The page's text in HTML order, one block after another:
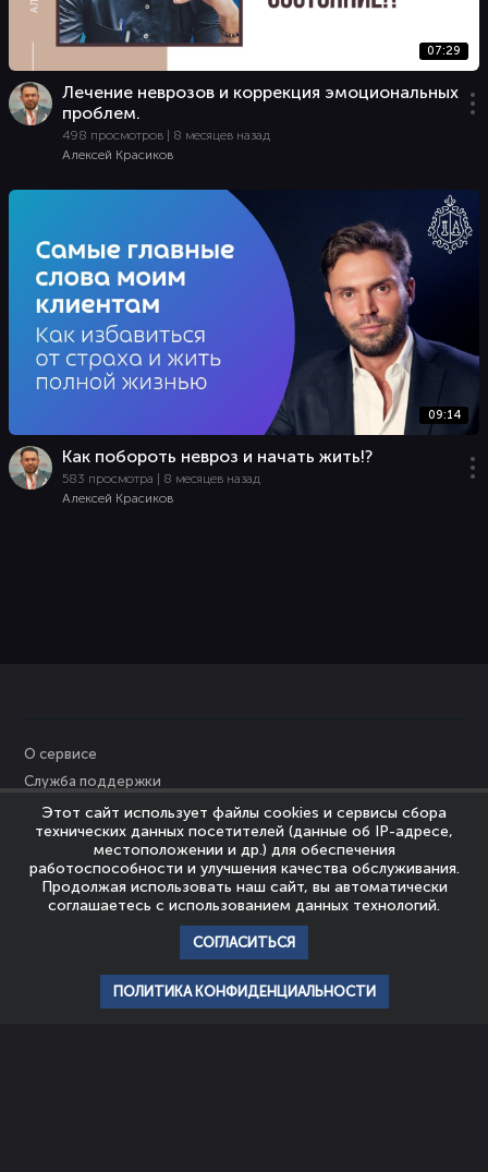
07:29
Лечение неврозов и коррекция эмоциональных
проблем.
498 просмотров | 8 месяцев назад
Алексей Красиков
09:14
Как побороть невроз и начать жить!?
583 просмотра | 8 месяцев назад
Алексей Красиков
О сервисе
Служба поддержки
Персональные данные
Политика Cookies
Пользовательское соглашение
Политика конфиденциальности
© Nevrozy-Megapolisa, 2023
Все права защищены
профиль популярное история
Этот сайт использует файлы cookies и сервисы сбора
технических данных посетителей (данные об IP-адресе,
местоположении и др.) для обеспечения
работоспособности и улучшения качества обслуживания.
Продолжая использовать наш сайт, вы автоматически
соглашаетесь с использованием данных технологий.
СОГЛАСИТЬСЯ
ПОЛИТИКА КОНФИДЕНЦИАЛЬНОСТИ